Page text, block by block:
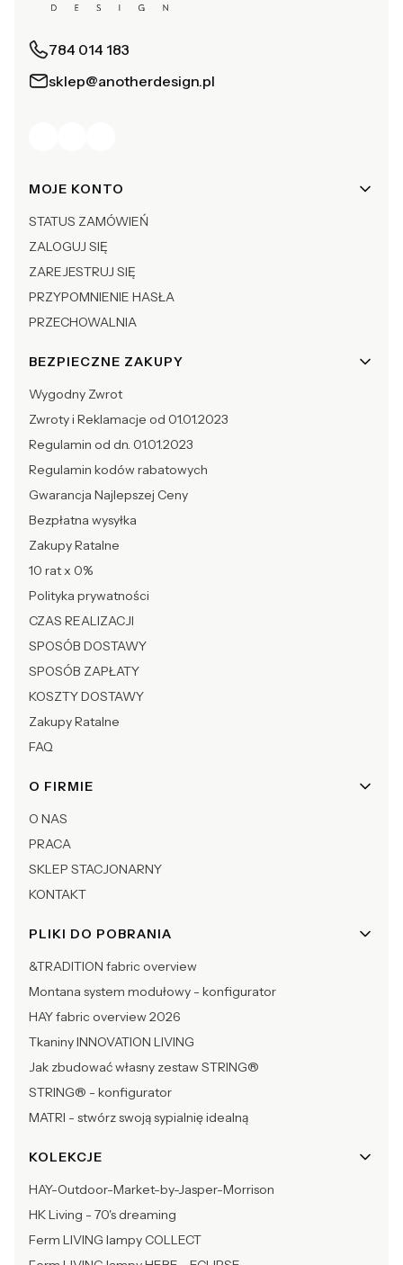
784 014 183
sklep@anotherdesign.pl
Linki w stopce
MOJE KONTO
STATUS ZAMÓWIEŃ
ZALOGUJ SIĘ
ZAREJESTRUJ SIĘ
PRZYPOMNIENIE HASŁA
PRZECHOWALNIA
BEZPIECZNE ZAKUPY
Wygodny Zwrot
Zwroty i Reklamacje od 01.01.2023
Regulamin od dn. 01.01.2023
Regulamin kodów rabatowych
Gwarancja Najlepszej Ceny
Bezpłatna wysyłka
Zakupy Ratalne
10 rat x 0%
Polityka prywatności
CZAS REALIZACJI
SPOSÓB DOSTAWY
SPOSÓB ZAPŁATY
KOSZTY DOSTAWY
Zakupy Ratalne
FAQ
O FIRMIE
O NAS
PRACA
SKLEP STACJONARNY
KONTAKT
PLIKI DO POBRANIA
&TRADITION fabric overview
Montana system modułowy - konfigurator
HAY fabric overview 2026
Tkaniny INNOVATION LIVING
Jak zbudować własny zestaw STRING®
STRING® - konfigurator
MATRI - stwórz swoją sypialnię idealną
KOLEKCJE
HAY-Outdoor-Market-by-Jasper-Morrison
HK Living - 70's dreaming
Ferm LIVING lampy COLLECT